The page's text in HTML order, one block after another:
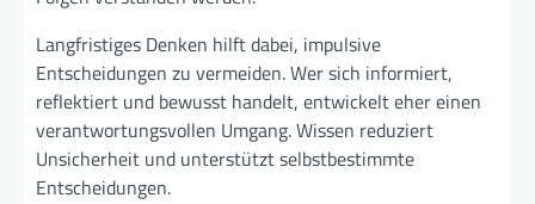
Langfristiges Denken hilft dabei, impulsive
Entscheidungen zu vermeiden. Wer sich informiert,
reflektiert und bewusst handelt, entwickelt eher einen
verantwortungsvollen Umgang. Wissen reduziert
Unsicherheit und unterstützt selbstbestimmte
Entscheidungen.